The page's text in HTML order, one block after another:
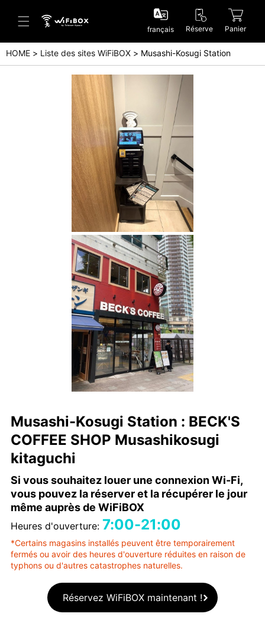
Aide/Contactez-nous
Centre d'aide (Japanese)
Centre d'aide (English)
Enquête (Japanese)
Enquête (English)
français Réserve Panier
HOME Liste des sites WiFiBOX Musashi-Kosugi Station
Musashi-Kosugi Station : BECK'S
COFFEE SHOP Musashikosugi
kitaguchi
Si vous souhaitez louer une connexion Wi-Fi,
vous pouvez la réserver et la récupérer le jour
même auprès de WiFiBOX
Heures d'ouverture: 7:00-21:00
*Certains magasins installés peuvent être temporairement
fermés ou avoir des heures d'ouverture réduites en raison de
typhons ou d'autres catastrophes naturelles.
Réservez WiFiBOX maintenant !